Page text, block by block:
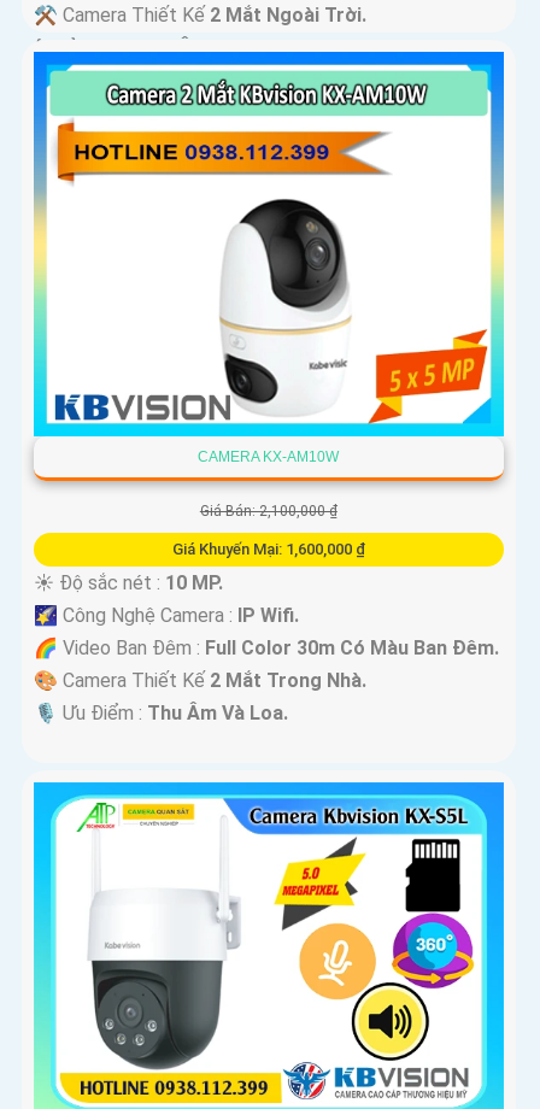
⚒ Camera Thiết Kế 2 Mắt Ngoài Trời.
️ƒ Khả Năng :Thu Âm Và Loa.
CAMERA KX-AM10W
Giá Bán: 2,100,000 ₫
Giá Khuyến Mại: 1,600,000 ₫
☀️ Độ sắc nét : 10 MP.
🌠 Công Nghệ Camera : IP Wifi.
🌈 Video Ban Đêm : Full Color 30m Có Màu Ban Ðêm.
🎨 Camera Thiết Kế 2 Mắt Trong Nhà.
️🎙 Ưu Điểm : Thu Âm Và Loa.